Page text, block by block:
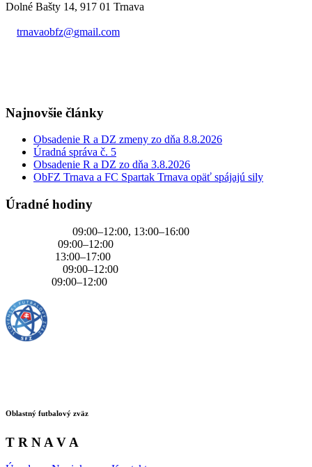
Dolné Bašty 14, 917 01 Trnava
trnavaobfz@gmail.com
Najnovšie články
Obsadenie R a DZ zmeny zo dňa 8.8.2026
Úradná správa č. 5
Obsadenie R a DZ zo dňa 3.8.2026
ObFZ Trnava a FC Spartak Trnava opäť spájajú sily
Úradné hodiny
09:00–12:00, 13:00–16:00
09:00–12:00
13:00–17:00
09:00–12:00
09:00–12:00
Oblastný futbalový zväz
T R N A V A